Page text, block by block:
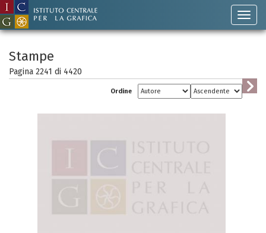
Stampe
Pagina 2241 di 4420
Ordine